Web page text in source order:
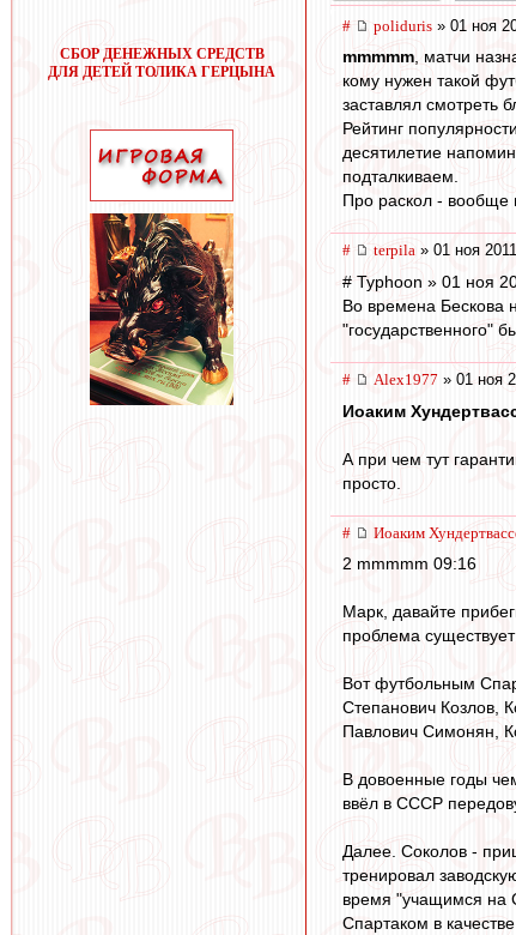
СБОР ДЕНЕЖНЫХ СРЕДСТВ
ДЛЯ ДЕТЕЙ ТОЛИКА ГЕРЦЫНА
# poliduris » 01 ноя
mmmmm, матчи
кому нужен такой
заставлял смотреть
Рейтинг
десятилетие
подталкиваем.
Про раскол - вообще
# terpila » 01 ноя
# Typhoon » 01 ноя
Во времена Бескова
"государственного"
# Alex1977 » 01 ноя
Иоаким
А при чем тут
просто.
# Иоаким
2 mmmmm 09:16
Марк, давайте
проблема
Вот футбольным
Степанович Козлов,
Павлович Симонян,
В довоенные годы
ввёл в СССР
Далее. Соколов -
тренировал
время "учащимся на
Спартаком в